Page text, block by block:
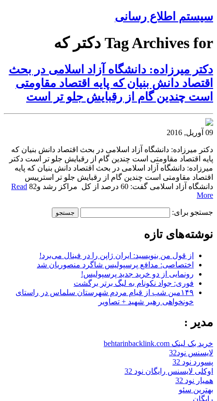
سیستم اطلاع رسانی
Tag Archives for دکتر که
دکتر میرزاده: دانشگاه آزاد اسلامی در بحث
اقتصاد دانش بنیان که پایه اقتصاد مقاومتی
است چندین گام از رقبایش جلو تر است
09 آوریل, 2016
دکتر میرزاده: دانشگاه آزاد اسلامی در بحث اقتصاد دانش بنیان که
پایه اقتصاد مقاومتی است چندین گام از رقبایش جلو تر است دکتر
میرزاده: دانشگاه آزاد اسلامی در بحث اقتصاد دانش بنیان که پایه
اقتصاد مقاومتی است چندین گام از رقبایش جلو تر استرییس
دانشگاه آزاد اسلامی گفت: 60 درصد از کل مراکز رشد و82
Read
More
جستجو برای:
نوشته‌های تازه
از قول من بنویسید: ایران ژاپن را در فینال می‌برد!
اختصاصی: مدافع پرسپولیس شاگرد منصوریان شد
رونمایی از دو خرید جدید پرسپولیس!
فوری: جواد نکونام به لیگ برتر برگشت
۱۴۹مین شب از قیام مردم شهرستان سلماس در راستای
خونخواهی رهبر شهید + تصاویر
مدیر :
خرید بک لینک behtarinbacklink.com
لایسنس نود32
پسورد نود 32
اوکلی لایسنس رایگان نود 32
همیار نود 32
بهترین سئو
رایگان